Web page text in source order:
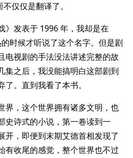
仅仅是翻译了。
》发表于 1996 年，我却是在
时候才听说了这个名字。但是剧
电视剧的手法没法讲述完整的故
集之后，我没能搞明白这部剧到
。直到我看了本书。
界，这个世界拥有诸多文明，也
史诗式的小说，第一卷读到一
开，即便到末期艾德首相发现了
有收尾的感觉，整个世界也不过